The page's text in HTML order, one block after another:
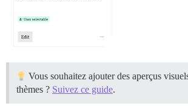
Vous souhaitez ajouter des aperçus
thèmes ? Suivez ce guide.